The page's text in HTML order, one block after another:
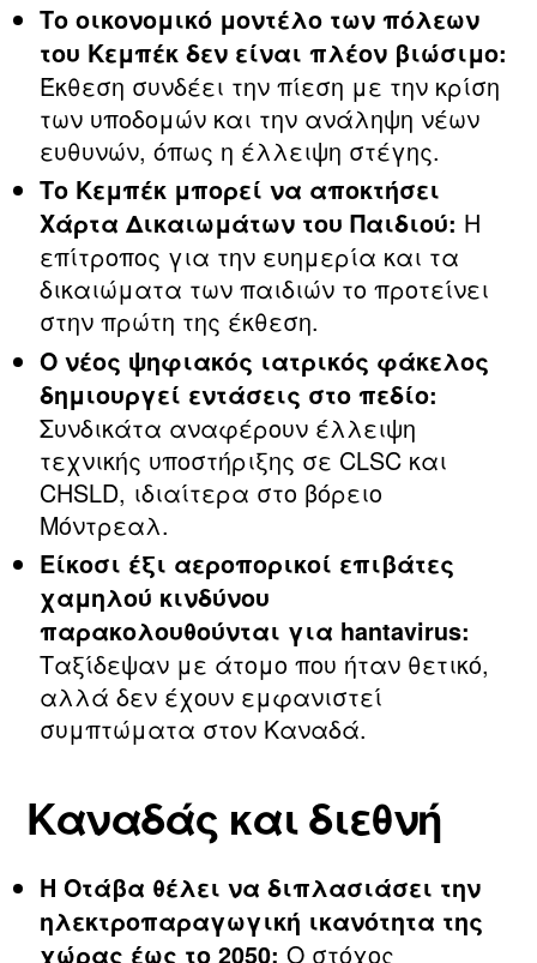
Το οικονομικό μοντέλο των πόλεων
του Κεμπέκ δεν είναι πλέον βιώσιμο:
Έκθεση συνδέει την πίεση με την κρίση
των υποδομών και την ανάληψη νέων
ευθυνών, όπως η έλλειψη στέγης.
Το Κεμπέκ μπορεί να αποκτήσει
Χάρτα Δικαιωμάτων του Παιδιού: Η
επίτροπος για την ευημερία και τα
δικαιώματα των παιδιών το προτείνει
στην πρώτη της έκθεση.
Ο νέος ψηφιακός ιατρικός φάκελος
δημιουργεί εντάσεις στο πεδίο:
Συνδικάτα αναφέρουν έλλειψη
τεχνικής υποστήριξης σε CLSC και
CHSLD, ιδιαίτερα στο βόρειο
Μόντρεαλ.
Είκοσι έξι αεροπορικοί επιβάτες
χαμηλού κινδύνου
παρακολουθούνται για hantavirus:
Ταξίδεψαν με άτομο που ήταν θετικό,
αλλά δεν έχουν εμφανιστεί
συμπτώματα στον Καναδά.
Καναδάς και διεθνή
Η Οτάβα θέλει να διπλασιάσει την
ηλεκτροπαραγωγική ικανότητα της
χώρας έως το 2050: Ο στόχος